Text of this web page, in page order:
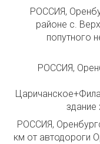
РОССИЯ,
районе с.
попутного
РОССИЯ,
здание
РОССИЯ,
км от автодороги